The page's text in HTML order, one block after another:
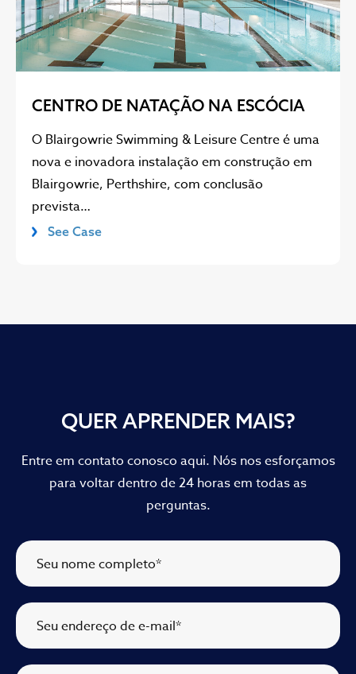
CENTRO DE NATAÇÃO NA ESCÓCIA
O Blairgowrie Swimming & Leisure Centre é uma
nova e inovadora instalação em construção em
Blairgowrie, Perthshire, com conclusão
prevista…
See Case
QUER APRENDER MAIS?
Entre em contato conosco aqui. Nós nos esforçamos
para voltar dentro de 24 horas em todas as
perguntas.
Seu nome completo*
Seu endereço de e-mail*